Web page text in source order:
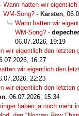
Wann hatten wir
WM-Song? - Karsten,
Wann hatten wir
WM-Song? -
06.07.2026, 19:19
wir eigentlich den letzten
16:27
wir eigentlich den
22:23
wir eigentlich den letzten
, 06.07.2026, 15:34
haben ja noch mehr